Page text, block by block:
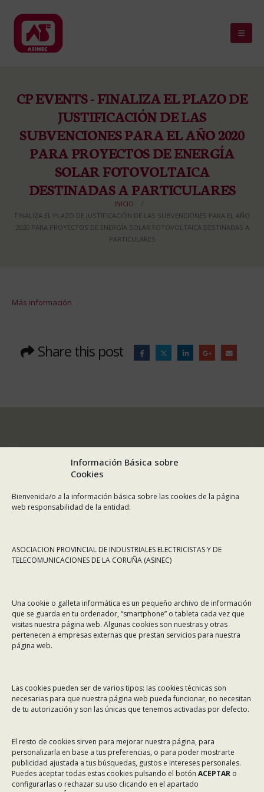
Información Básica sobre
Cookies
Bienvenida/o a la información básica sobre las cookies de la página
web responsabilidad de la entidad:
ASOCIACION PROVINCIAL DE INDUSTRIALES ELECTRICISTAS Y DE
TELECOMUNICACIONES DE LA CORUÑA (ASINEC)
Una cookie o galleta informática es un pequeño archivo de información
que se guarda en tu ordenador, “smartphone” o tableta cada vez que
visitas nuestra página web. Algunas cookies son nuestras y otras
pertenecen a empresas externas que prestan servicios para nuestra
página web.
Las cookies pueden ser de varios tipos: las cookies técnicas son
necesarias para que nuestra página web pueda funcionar, no necesitan
de tu autorización y son las únicas que tenemos activadas por defecto.
El resto de cookies sirven para mejorar nuestra página, para
personalizarla en base a tus preferencias, o para poder mostrarte
publicidad ajustada a tus búsquedas, gustos e intereses personales.
Puedes aceptar todas estas cookies pulsando el botón ACEPTAR o
configurarlas o rechazar su uso clicando en el apartado
CP EVENTS - FINALIZA EL PLAZO DE
JUSTIFICACIÓN DE LAS
SUBVENCIONES PARA EL AÑO 2020
PARA PROYECTOS DE ENERGÍA
SOLAR FOTOVOLTAICA
DESTINADAS A PARTICULARES
INICIO
FINALIZA EL PLAZO DE JUSTIFICACIÓN DE LAS SUBVENCIONES PARA EL AÑO
2020 PARA PROYECTOS DE ENERGÍA SOLAR FOTOVOLTAICA DESTINADAS A
PARTICULARES
Más información
Share this post
Dirección: Rafael Alberti 7, 1º C-D. 15008 A Coruña
Teléfono: 981 299 710
Email: asinec@asinec.org
Noticias
Servicios
Asociados
Tablón de Anuncios